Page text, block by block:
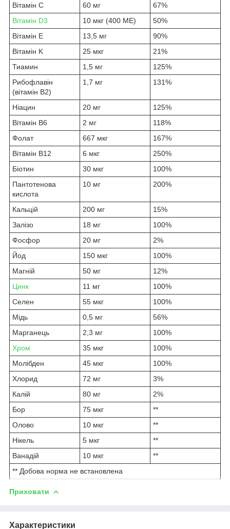
Вітамін С
60 мг
67%
Вітамін D3
10 мкг (400 МЕ)
50%
Вітамін E
13,5 мг
90%
Вітамін K
25 мкг
21%
Тиамин
1,5 мг
125%
Рибофлавін
(вітамін B2)
1,7 мг 131%
Ніацин 20 мг
125%
Вітамін B6
2 мг
118%
Фолат
667 мкг
167%
Вітамін B12
6 мкг
250%
Біотин
30 мкг
100%
Пантотенова
кислота
10 мг 200%
Кальцій 200 мг
15%
Залізо
18 мг
100%
Фосфор
20 мг
2%
Йод
150 мкг
100%
Магній
50 мг
12%
Цинк
11 мг
100%
Селен
55 мкг
100%
Мідь
0,5 мг
56%
Марганець
2,3 мг
100%
Хром
35 мкг
100%
Молібден
45 мкг
100%
Хлорид
72 мг
3%
Калій
80 мг
2%
Бор
75 мкг
**
Олово
10 мкг
**
Нікель
5 мкг
**
Ванадій
10 мкг
**
** Добова норма не встановлена
Приховати
Характеристики